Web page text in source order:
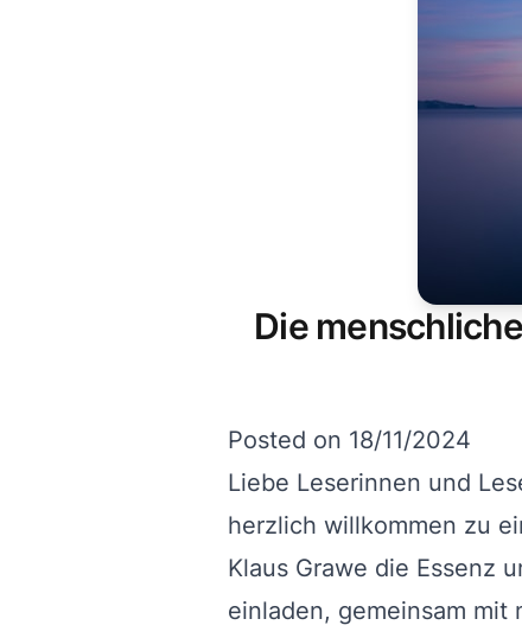
Die
Posted on 18/11/2024
Liebe Leserinnen und
herzlich willkommen zu
Klaus Grawe die Essenz
einladen, gemeinsam mit